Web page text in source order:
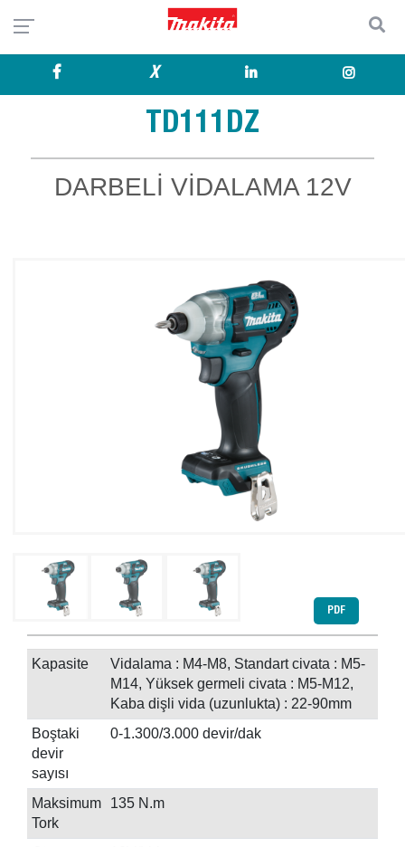
X
TD111DZ
DARBELİ VİDALAMA 12V
PDF
Kapasite
Vidalama : M4-M8, Standart civata : M5-
M14, Yüksek germeli civata : M5-M12,
Kaba dişli vida (uzunlukta) : 22-90mm
Boştaki
devir
sayısı
0-1.300/3.000 devir/dak
Maksimum
Tork
135 N.m